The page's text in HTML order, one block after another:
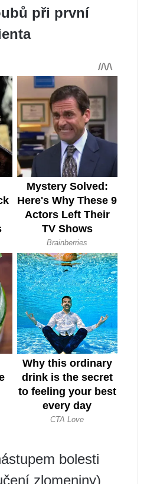
při první
bolesti
zlomeniny)